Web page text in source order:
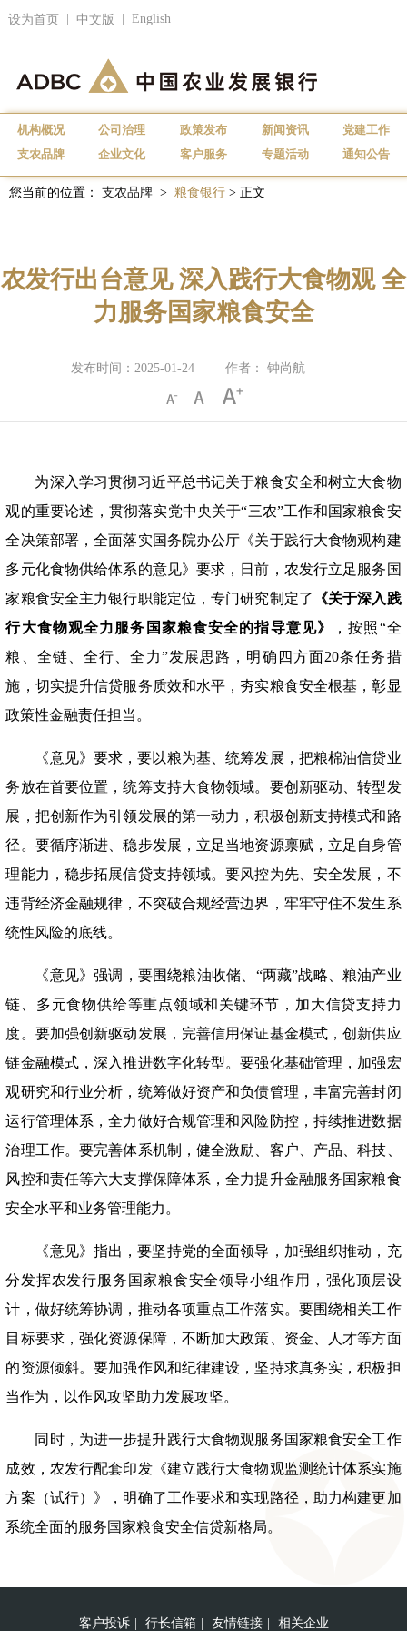
设为首页 中文版 English
机构概况 公司治理 政策发布 新闻资讯
党建工作
支农品牌
企业文化 客户服务 专题活动 通知公告
您当前的位置： 支农品牌 > 粮食银行 > 正文
农发行出台意见 深入践行大食物观 全
力服务国家粮食安全
发布时间：2025-01-24 作者： 钟尚航
为深入学习贯彻习近平总书记关于粮食安全和树立大食物
观的重要论述，贯彻落实党中央关于“三农”工作和国家粮食安
全决策部署，全面落实国务院办公厅《关于践行大食物观构建
多元化食物供给体系的意见》要求，日前，农发行立足服务国
家粮食安全主力银行职能定位，专门研究制定了
《关于深入践
行大食物观全力服务国家粮食安全的指导意见》
，按照“全
粮、全链、全行、全力”发展思路，明确四方面20条任务措
施，切实提升信贷服务质效和水平，夯实粮食安全根基，彰显
政策性金融责任担当。
《意见》要求，要以粮为基、统筹发展，把粮棉油信贷业
务放在首要位置，统筹支持大食物领域。要创新驱动、转型发
展，把创新作为引领发展的第一动力，积极创新支持模式和路
径。要循序渐进、稳步发展，立足当地资源禀赋，立足自身管
理能力，稳步拓展信贷支持领域。要风控为先、安全发展，不
违背经济金融规律，不突破合规经营边界，牢牢守住不发生系
统性风险的底线。
《意见》强调，要围绕粮油收储、 “两藏”战略、粮油产业
链、多元食物供给等重点领域和关键环节，加大信贷支持力
度。要加强创新驱动发展，完善信用保证基金模式，创新供应
链金融模式，深入推进数字化转型。要强化基础管理，加强宏
观研究和行业分析，统筹做好资产和负债管理，丰富完善封闭
运行管理体系，全力做好合规管理和风险防控，持续推进数据
治理工作。要完善体系机制，健全激励、客户、产品、科技、
风控和责任等六大支撑保障体系，全力提升金融服务国家粮食
安全水平和业务管理能力。
《意见》指出，要坚持党的全面领导，加强组织推动，充
分发挥农发行服务国家粮食安全领导小组作用，强化顶层设
计，做好统筹协调，推动各项重点工作落实。要围绕相关工作
目标要求，强化资源保障，不断加大政策、资金、人才等方面
的资源倾斜。要加强作风和纪律建设，坚持求真务实，积极担
当作为，以作风攻坚助力发展攻坚。
同时，为进一步提升践行大食物观服务国家粮食安全工作
成效，农发行配套印发《建立践行大食物观监测统计体系实施
方案（试行）》，明确了工作要求和实现路径，助力构建更加
系统全面的服务国家粮食安全信贷新格局。
客户投诉 行长信箱 友情链接 相关企业